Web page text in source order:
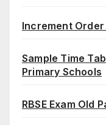
Increment Order
Sample Time
Primary Schools
RBSE Exam Old